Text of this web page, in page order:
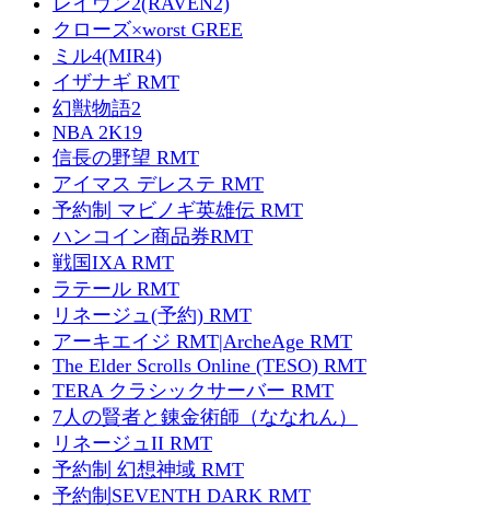
クローズ×worst GREE
ミル4(MIR4)
イザナギ RMT
幻獣物語2
NBA 2K19
信長の野望 RMT
アイマス デレステ RMT
予約制 マビノギ英雄伝 RMT
ハンコイン商品券RMT
戦国IXA RMT
ラテール RMT
リネージュ(予約) RMT
アーキエイジ RMT|ArcheAge RMT
The Elder Scrolls Online (TESO) RMT
TERA クラシックサーバー RMT
7人の賢者と錬金術師（ななれん）
リネージュII RMT
予約制 幻想神域 RMT
予約制SEVENTH DARK RMT